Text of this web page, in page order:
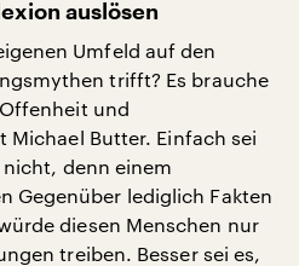
auslösen
Umfeld auf den
trifft? Es brauche
und
Michael Butter. Einfach sei
nicht, denn einem
Gegenüber lediglich Fakten
diesen Menschen nur
treiben. Besser sei es,